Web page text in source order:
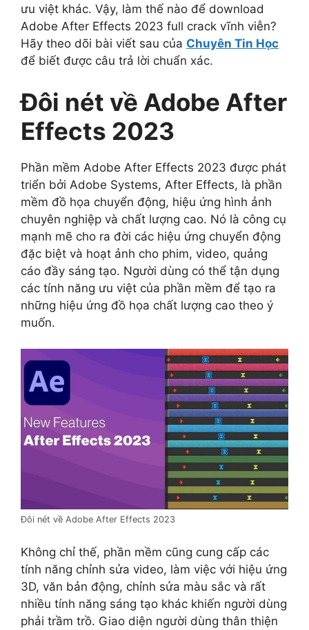
ưu việt khác. Vậy, làm thế nào để download
Adobe After Effects 2023 full crack vĩnh viễn?
Hãy theo dõi bài viết sau của Chuyên Tin Học
để biết được câu trả lời chuẩn xác.
Đôi nét về Adobe After
Effects 2023
Phần mềm Adobe After Effects 2023 được phát
triển bởi Adobe Systems, After Effects, là phần
mềm đồ họa chuyển động, hiệu ứng hình ảnh
chuyên nghiệp và chất lượng cao. Nó là công cụ
mạnh mẽ cho ra đời các hiệu ứng chuyển động
đặc biệt và hoạt ảnh cho phim, video, quảng
cáo đầy sáng tạo. Người dùng có thể tận dụng
các tính năng ưu việt của phần mềm để tạo ra
những hiệu ứng đồ họa chất lượng cao theo ý
muốn.
Đôi nét về Adobe After Effects 2023
Không chỉ thế, phần mềm cũng cung cấp các
tính năng chỉnh sửa video, làm việc với hiệu ứng
3D, văn bản động, chỉnh sửa màu sắc và rất
nhiều tính năng sáng tạo khác khiến người dùng
phải trầm trồ. Giao diện người dùng thân thiện